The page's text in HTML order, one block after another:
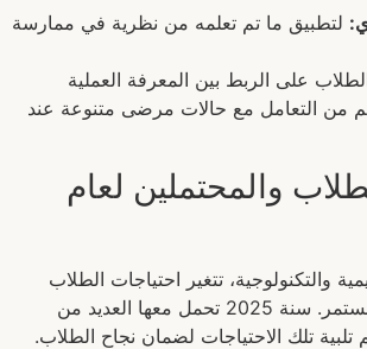
لتطبيق ما تم تعلمه من نظرية في ممارسة
على الربط بين المعرفة العملية
من التعامل مع حالات مرضى متنوعة عند
والمحتملين لعام
والتكنولوجية، تتغير احتياجات الطلاب
والمحتملين بشكل مستمر. سنة 2025 تحمل معها العديد من
تلبية تلك الاحتياجات لضمان نجاح الطلاب.